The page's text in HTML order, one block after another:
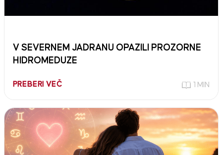
V SEVERNEM JADRANU OPAZILI PROZORNE
HIDROMEDUZE
PREBERI VEČ 1 MIN